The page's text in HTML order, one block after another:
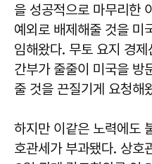
을 성공적으로 마무리한
예외로 배제해줄 것을 미
임해왔다. 무토 요지 경
간부가 줄줄이 미국을 방
줄 것을 끈질기게 요청해
하지만 이같은 노력에도
호관세가 부과됐다. 상호